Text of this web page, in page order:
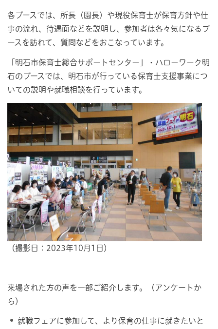
各ブースでは、所長（園長）や現役保育士が保育方針や仕
事の流れ、待遇面などを説明し、参加者は各々気になるブ
ースを訪れて、質問などをおこなっています。
「明石市保育士総合サポートセンター」・ハローワーク明
石のブースでは、明石市が行っている保育士支援事業につ
いての説明や就職相談を行っています。
（撮影日：2023年10月1日）
来場された方の声を一部ご紹介します。（アンケートか
ら）
就職フェアに参加して、より保育の仕事に就きたいと